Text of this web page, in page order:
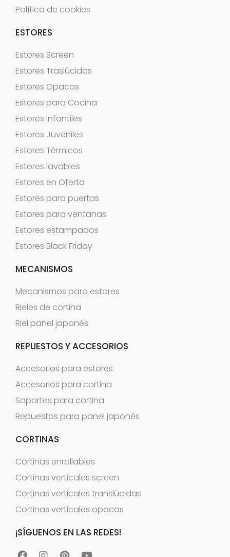
Política de cookies
ESTORES
Estores Screen
Estores Traslúcidos
Estores Opacos
Estores para Cocina
Estores Infantiles
Estores Juveniles
Estores Térmicos
Estores lavables
Estores en Oferta
Estores para puertas
Estores para ventanas
Estores estampados
Estores Black Friday
MECANISMOS
Mecanismos para estores
Rieles de cortina
Riel panel japonés
REPUESTOS Y ACCESORIOS
Accesorios para estores
Accesorios para cortina
Soportes para cortina
Repuestos para panel japonés
CORTINAS
Cortinas enrollables
Cortinas verticales screen
Cortinas verticales translúcidas
Cortinas verticales opacas
¡SÍGUENOS EN LAS REDES!